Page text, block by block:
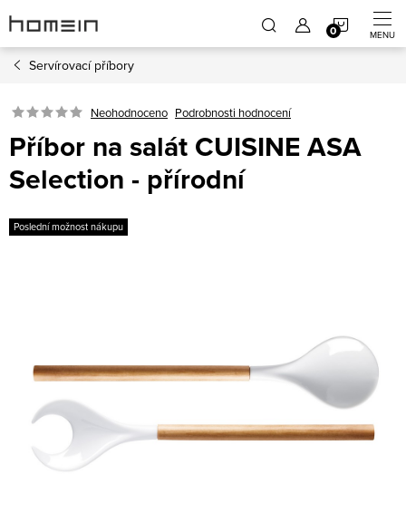
na
obsah
Servírovací příbory
Neohodnoceno Podrobnosti hodnocení
Příbor na salát CUISINE ASA
Selection - přírodní
Poslední možnost nákupu